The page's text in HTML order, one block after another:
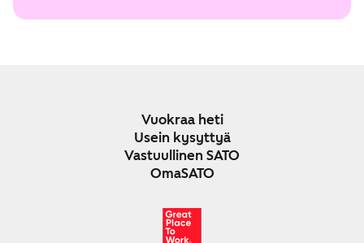
Vuokraa heti
Usein kysyttyä
Vastuullinen SATO
OmaSATO